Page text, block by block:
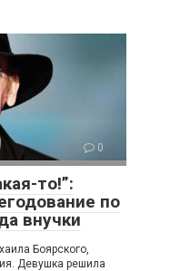
0
то!”:
по
внучки
Боярского,
Девушка решила